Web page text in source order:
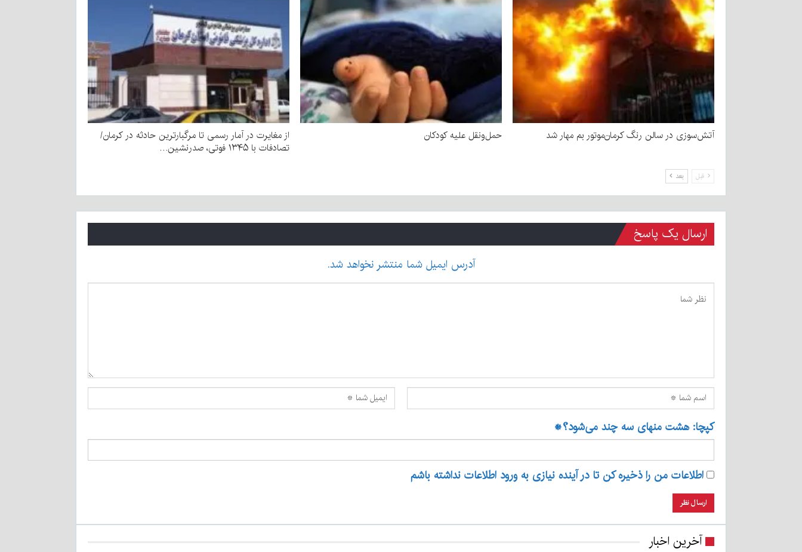
آتش‌سوزی در سالن رنگ کرمان‌موتور بم مهار شد حمل‌ونقل علیه کودکان
از مغایرت در آمار رسمی تا مرگبارترین حادثه در کرمان/
تصادفات با ۱۳۴۵ فوتی، صدرنشین…
قبل بعد
ارسال یک پاسخ
آدرس ایمیل شما منتشر نخواهد شد.
کپچا: هشت منهای سه چند می‌شود؟*
اطلاعات من را ذخیره کن تا در آینده نیازی به ورود اطلاعات نداشته باشم
آخرین اخبار